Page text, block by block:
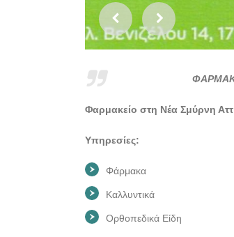
Φαρμακείο στη Νέα Σμύρνη
Υπηρεσίες:
Φάρμακα
Καλλυντικά
Ορθοπεδικά Είδη